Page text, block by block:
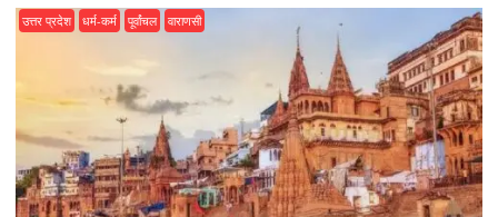
o
o
k
o
n
उत्तर प्रदेश धर्म-कर्म पूर्वांचल वाराणसी